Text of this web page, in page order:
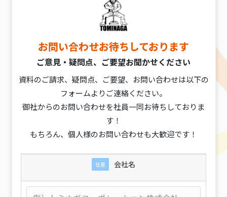
お問い合わせお待ちしております
ご意見・疑問点、ご要望お聞かせください
資料のご請求、疑問点、ご要望、お問い合わせは以下の
フォームよりご連絡ください。
御社からのお問い合わせを社員一同お待ちしておりま
す！
もちろん、個人様のお問い合わせも大歓迎です！
任意 会社名